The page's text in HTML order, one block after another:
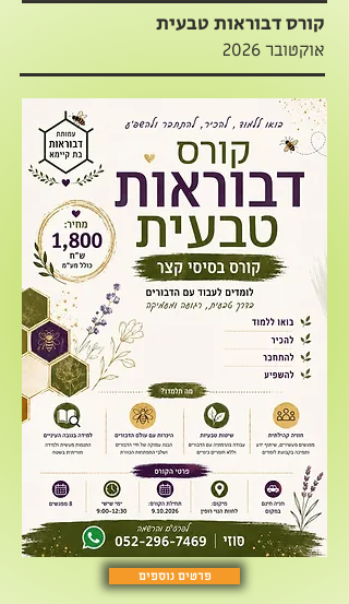
קורס דבוראות טבעית
אוקטובר 2026
פרטים נוספים